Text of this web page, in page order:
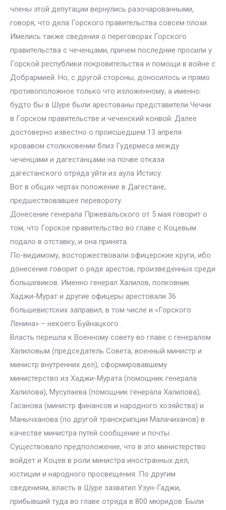
члены этой депутации вернулись разочарованными,
говоря, что дела Горского правительства совсем плохи.
Имелись также сведения о переговорах Горского
правительства с чеченцами, причем последние просили у
Горской республики покровительства и помощи в войне с
Добрармией. Но, с другой стороны, доносилось и прямо
противоположное только что изложенному, а именно:
будто бы в Шуре были арестованы представители Чечни
в Горском правительстве и чеченский конвой. Далее
достоверно известно о происшедшем 13 апреля
кровавом столкновении близ Гудермеса между
чеченцами и дагестанцами на почве отказа
дагестанского отряда уйти из аула Истису.
Вот в общих чертах положение в Дагестане,
предшествовавшее перевороту.
Донесение генерала Пржевальского от 5 мая говорит о
том, что Горское правительство во главе с Коцевым
подало в отставку, и она принята.
По-видимому, восторжествовали офицерские круги, ибо
донесение говорит о ряде арестов, произведенных среди
большевиков. Именно генерал Халилов, полковник
Хаджи-Мурат и другие офицеры арестовали 36
большевистских заправил, в том числе и «Горского
Ленина» – некоего Буйнацкого .
Власть перешла к Военному совету во главе с генералом
Халиловым (председатель Совета, военный министр и
министр внутренних дел), сформировавшему
министерство из Хаджи-Мурата (помощник генерала
Халилова), Мусулаева (помощник генерала Халилова),
Гасанова (министр финансов и народного хозяйства) и
Манычханова (по другой транскрипции Малачиханов) в
качестве министра путей сообщение и почты.
Существовало предположение, что в это министерство
войдет и Коцев в роли министра иностранных дел,
юстиции и народного просвещения. По другим
сведениям, власть в Шуре захватил Узун-Гаджи,
прибывший туда во главе отряда в 800 мюридов. Были